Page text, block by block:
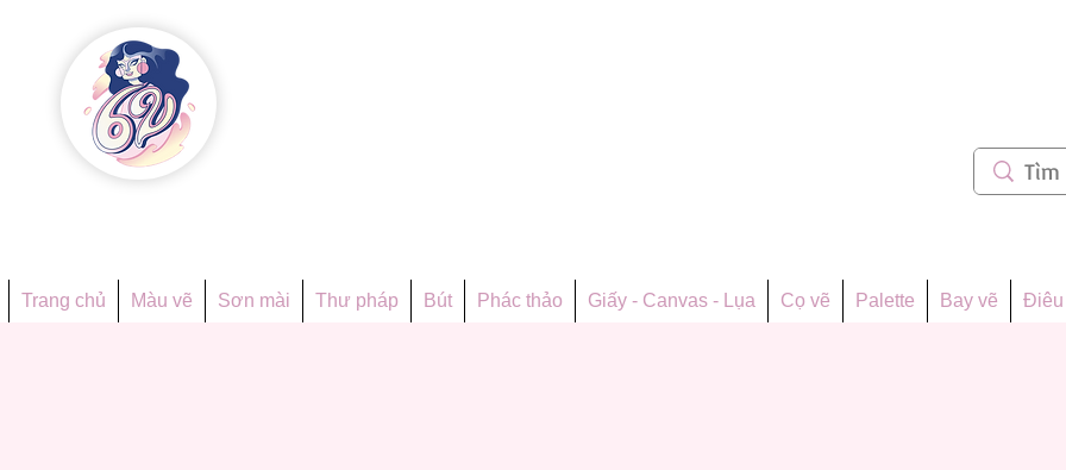
Trang chủ Màu vẽ Sơn mài Thư pháp Bút Phác thảo Giấy - Canvas - Lụa Cọ vẽ Palette Bay vẽ Điêu